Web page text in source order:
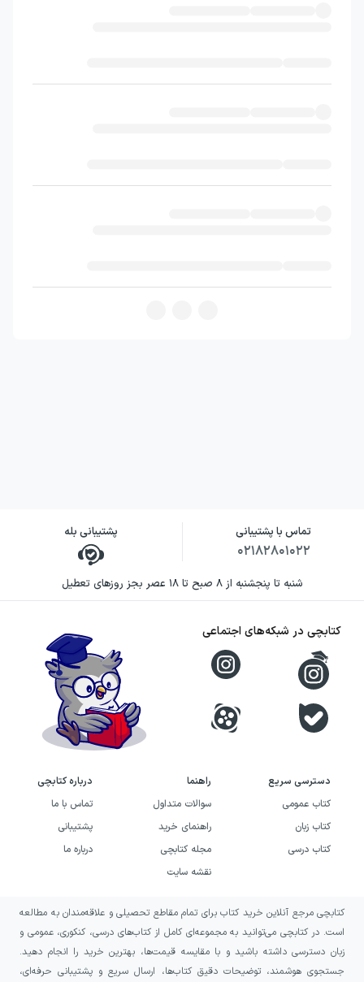
تماس با پشتیبانی
۰۲۱۸۲۸۰۱۰۲۲
پشتیبانی بله
شنبه تا پنجشنبه از ۸ صبح تا ۱۸ عصر بجز روزهای تعطیل
دسترسی سریع
کتاب عمومی
کتاب زبان
کتاب درسی
راهنما
سوالات متداول
راهنمای خرید
مجله کتابچی
نقشه سایت
درباره کتابچی
تماس با ما
پشتیبانی
درباره ما
کتابچی در شبکه‌های اجتماعی
کتابچی مرجع آنلاین خرید کتاب برای تمام مقاطع تحصیلی و علاقه‌مندان به مطالعه
است. در کتابچی می‌توانید به مجموعه‌ای کامل از کتاب‌های درسی، کنکوری، عمومی و
زبان دسترسی داشته باشید و با مقایسه قیمت‌ها، بهترین خرید را انجام دهید.
جستجوی هوشمند، توضیحات دقیق کتاب‌ها، ارسال سریع و پشتیبانی حرفه‌ای،